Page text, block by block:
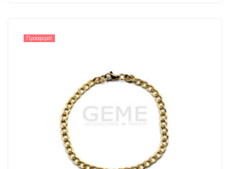
Προσφορά!